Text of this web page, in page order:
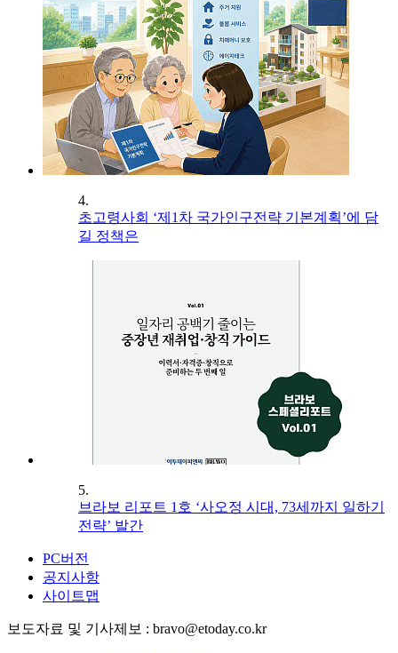
4.
초고령사회 ‘제1차 국가인구전략 기본계획’에 담
길 정책은
5.
브라보 리포트 1호 ‘사오정 시대, 73세까지 일하기
전략’ 발간
PC버전
공지사항
사이트맵
보도자료 및 기사제보 : bravo@etoday.co.kr